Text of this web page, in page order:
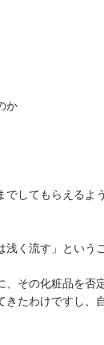
か
してもらえるよ
く流す」というこ
その化粧品を否
たわけですし、